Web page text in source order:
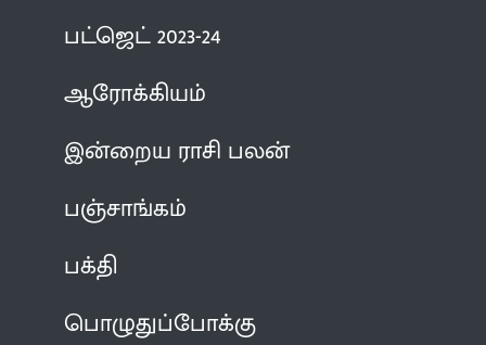
பட்ஜெட் 2023-24
ஆரோக்கியம்
இன்றைய ராசி பலன்
பஞ்சாங்கம்
பக்தி
பொழுதுப்போக்கு